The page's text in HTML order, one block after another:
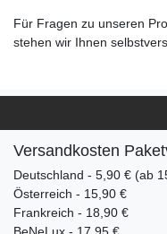
Für Fragen zu unseren
stehen wir Ihnen
Versandkosten
Deutschland - 5,90 € (ab
Österreich - 15,90 €
Frankreich - 18,90 €
BeNeLux - 17,95 €